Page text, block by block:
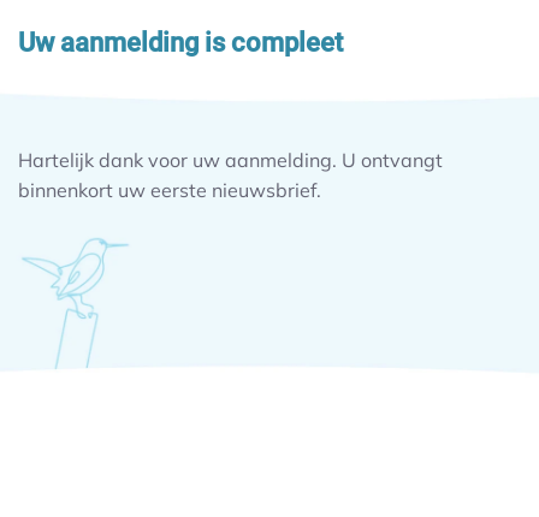
Uw aanmelding is compleet
Hartelijk dank voor uw aanmelding. U ontvangt
binnenkort uw eerste nieuwsbrief.